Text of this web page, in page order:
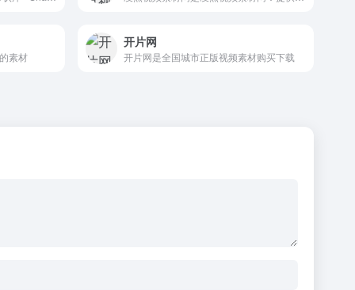
素材
开片网
开片网是全国城市正版视频素材购买下载